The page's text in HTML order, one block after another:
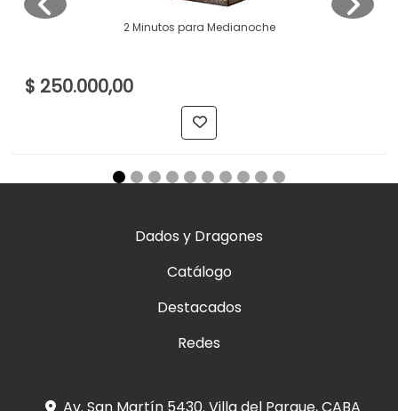
2 Minutos para Medianoche
$ 250.000,00
Dados y Dragones
Catálogo
Destacados
Redes